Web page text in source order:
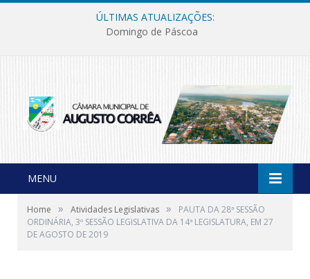
ÚLTIMAS ATUALIZAÇÕES:
Domingo de Páscoa
MENU
Home » Atividades Legislativas »
PAUTA DA 28ª SESSÃO
ORDINÁRIA, 3º SESSÃO LEGISLATIVA DA 14ª LEGISLATURA, EM 27
DE AGOSTO DE 2019